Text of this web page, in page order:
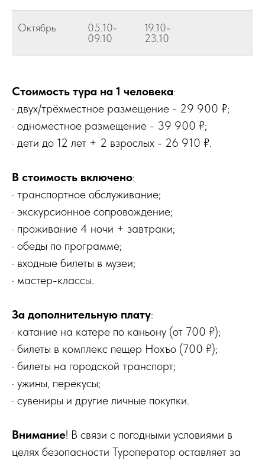
Октябрь
05.10-
09.10
19.10-
23.10
Стоимость тура на 1 человека:
· двух/трёхместное размещение - 29 900 ₽;
· одноместное размещение - 39 900 ₽;
· дети до 12 лет + 2 взрослых - 26 910 ₽.
В стоимость включено:
· транспортное обслуживание;
· экскурсионное сопровождение;
· проживание 4 ночи + завтраки;
· обеды по программе;
· входные билеты в музеи;
· мастер-классы.
За дополнительную плату:
· катание на катере по каньону (от 700 ₽);
· билеты в комплекс пещер Нохъо (700 ₽);
· билеты на городской транспорт;
· ужины, перекусы;
· сувениры и другие личные покупки.
Внимание! В связи с погодными условиями в
целях безопасности Туроператор оставляет за